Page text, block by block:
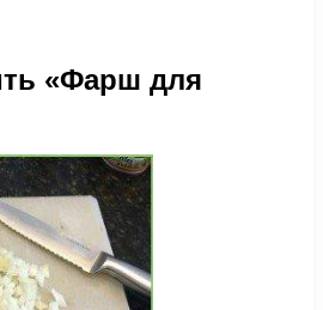
«Фарш для